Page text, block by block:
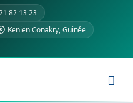
82 13 23
Kenien Conakry, Guinée